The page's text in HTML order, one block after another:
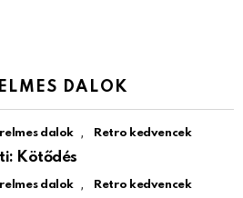
DALOK
dalok , Retro kedvencek
Kötődés
dalok , Retro kedvencek